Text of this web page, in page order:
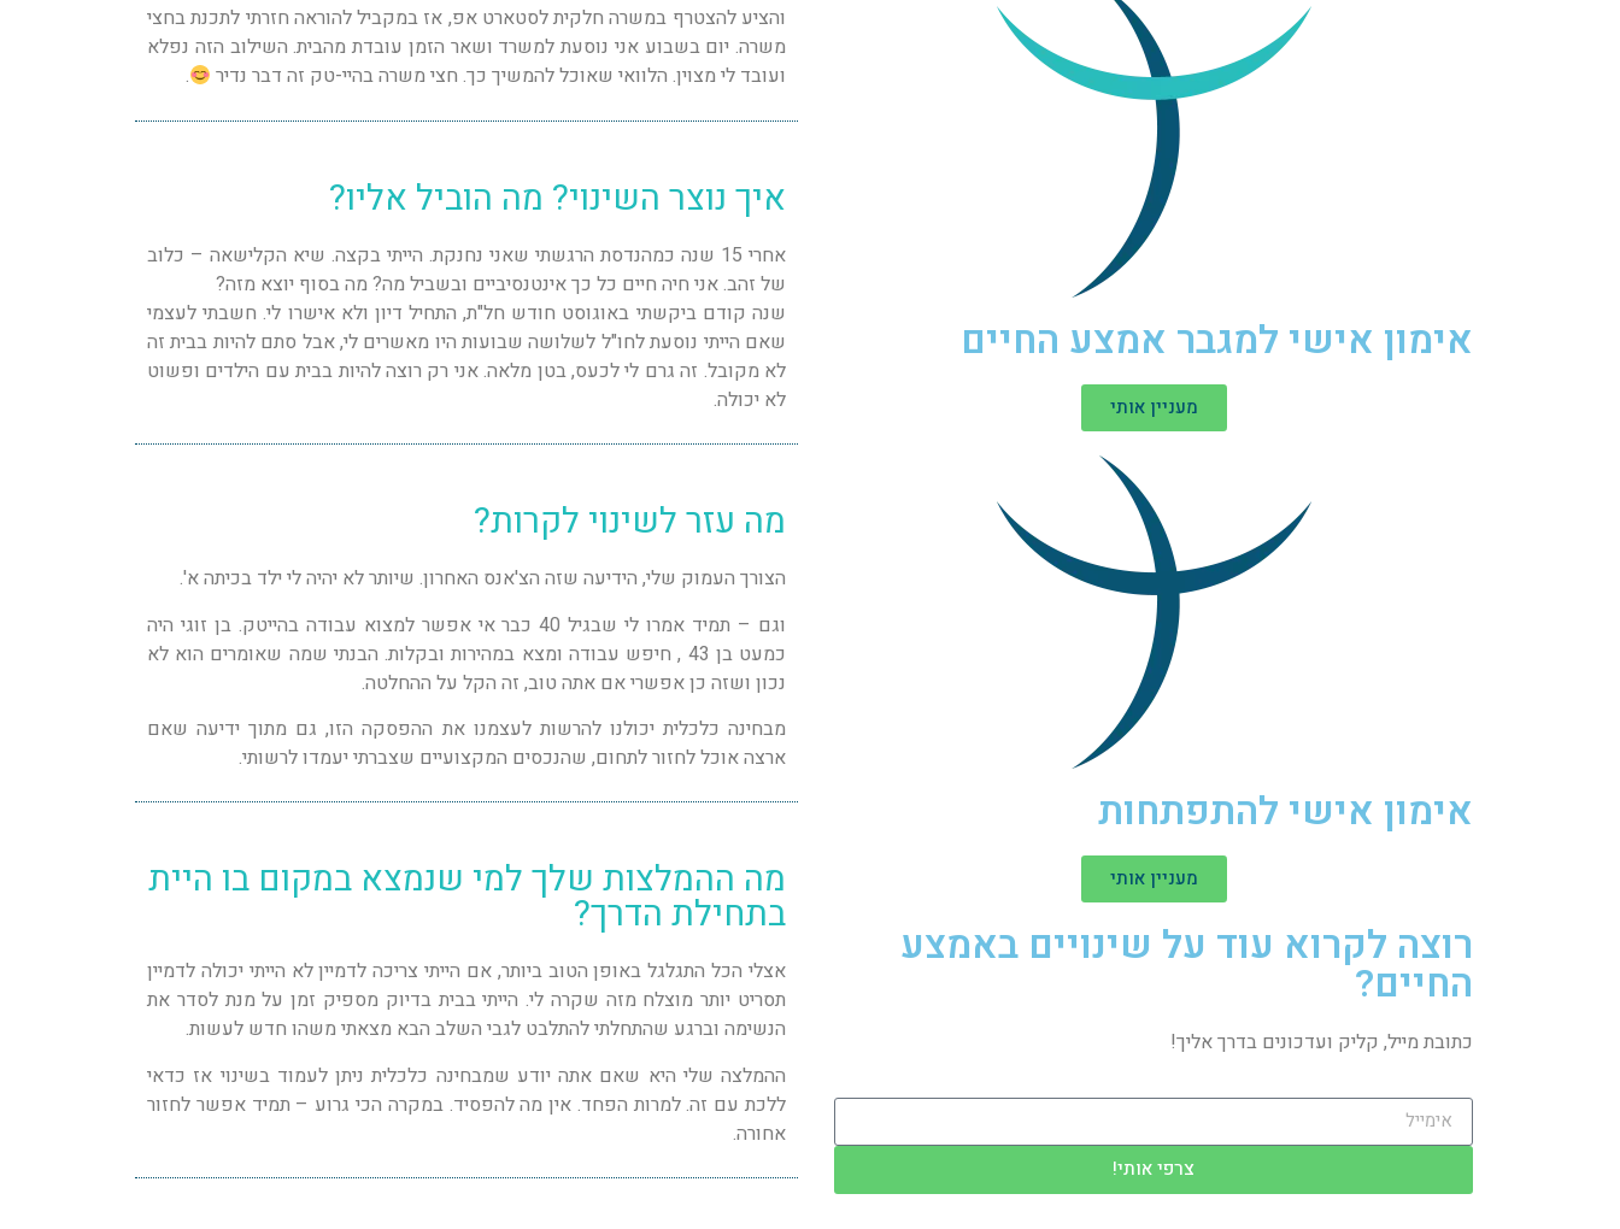
אימון אישי למגבר אמצע החיים
מעניין אותי
אימון אישי להתפתחות
מעניין אותי
רוצה לקרוא עוד על שינויים באמצע
החיים?
כתובת מייל, קליק ועדכונים בדרך אליך!
צרפי אותי!
והציע להצטרף במשרה חלקית לסטארט אפ, אז במקביל להוראה חזרתי לתכנת בחצי
משרה. יום בשבוע אני נוסעת למשרד ושאר הזמן עובדת מהבית. השילוב הזה נפלא
ועובד לי מצוין. הלוואי שאוכל להמשיך כך. חצי משרה בהיי-טק זה דבר נדיר
.
איך נוצר השינוי? מה הוביל אליו?
אחרי 15 שנה כמהנדסת הרגשתי שאני נחנקת. הייתי בקצה. שיא הקלישאה – כלוב
של זהב. אני חיה חיים כל כך אינטנסיביים ובשביל מה? מה בסוף יוצא מזה?
שנה קודם ביקשתי באוגוסט חודש חל"ת, התחיל דיון ולא אישרו לי. חשבתי לעצמי
שאם הייתי נוסעת לחו"ל לשלושה שבועות היו מאשרים לי, אבל סתם להיות בבית זה
לא מקובל. זה גרם לי לכעס, בטן מלאה. אני רק רוצה להיות בבית עם הילדים ופשוט
לא יכולה.
מה עזר לשינוי לקרות?
הצורך העמוק שלי, הידיעה שזה הצ'אנס האחרון. שיותר לא יהיה לי ילד בכיתה א'.
וגם – תמיד אמרו לי שבגיל 40 כבר אי אפשר למצוא עבודה בהייטק. בן זוגי היה
כמעט בן 43 , חיפש עבודה ומצא במהירות ובקלות. הבנתי שמה שאומרים הוא לא
נכון ושזה כן אפשרי אם אתה טוב, זה הקל על ההחלטה.
מבחינה כלכלית יכולנו להרשות לעצמנו את ההפסקה הזו, גם מתוך ידיעה שאם
ארצה אוכל לחזור לתחום, שהנכסים המקצועיים שצברתי יעמדו לרשותי.
מה ההמלצות שלך למי שנמצא במקום בו היית
בתחילת הדרך?
אצלי הכל התגלגל באופן הטוב ביותר, אם הייתי צריכה לדמיין לא הייתי יכולה לדמיין
תסריט יותר מוצלח מזה שקרה לי. הייתי בבית בדיוק מספיק זמן על מנת לסדר את
הנשימה וברגע שהתחלתי להתלבט לגבי השלב הבא מצאתי משהו חדש לעשות.
ההמלצה שלי היא שאם אתה יודע שמבחינה כלכלית ניתן לעמוד בשינוי אז כדאי
ללכת עם זה. למרות הפחד. אין מה להפסיד. במקרה הכי גרוע – תמיד אפשר לחזור
אחורה.